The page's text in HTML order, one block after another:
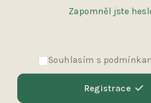
Zapomněl jste
Souhlasím s
Registrace